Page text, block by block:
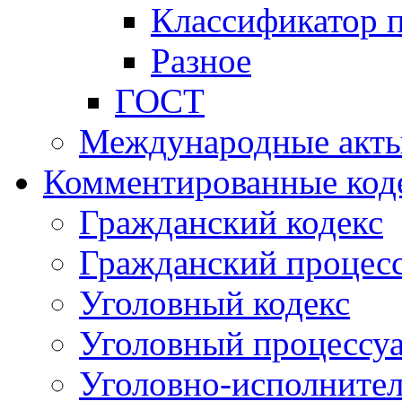
Классификатор
Разное
ГОСТ
Международные
Комментированные
Гражданский кодекс
Гражданский
Уголовный кодекс
Уголовный
Уголовно-